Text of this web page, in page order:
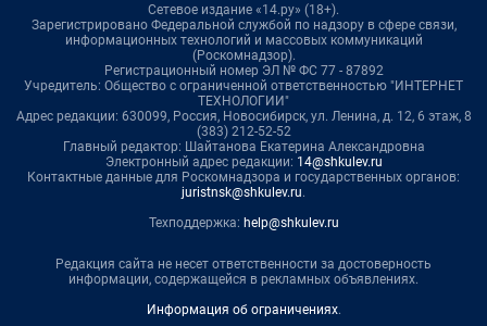
Сетевое издание «14.ру» (18+).
Зарегистрировано Федеральной службой по надзору в сфере связи,
информационных технологий и массовых коммуникаций
(Роскомнадзор).
Регистрационный номер ЭЛ № ФС 77 - 87892
Учредитель: Общество с ограниченной ответственностью "ИНТЕРНЕТ
ТЕХНОЛОГИИ"
Адрес редакции: 630099, Россия, Новосибирск, ул. Ленина, д. 12, 6 этаж, 8
(383) 212-52-52
Главный редактор: Шайтанова Екатерина Александровна
Электронный адрес редакции: 14@shkulev.ru
Контактные данные для Роскомнадзора и государственных органов:
juristnsk@shkulev.ru.
Техподдержка: help@shkulev.ru
Редакция сайта не несет ответственности за достоверность
информации, содержащейся в рекламных объявлениях.
Информация об ограничениях.